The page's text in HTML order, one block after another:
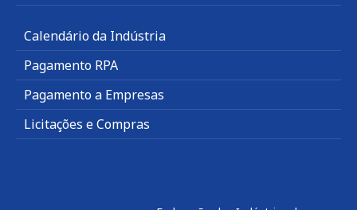
Calendário da Indústria
Pagamento RPA
Pagamento a Empresas
Licitações e Compras